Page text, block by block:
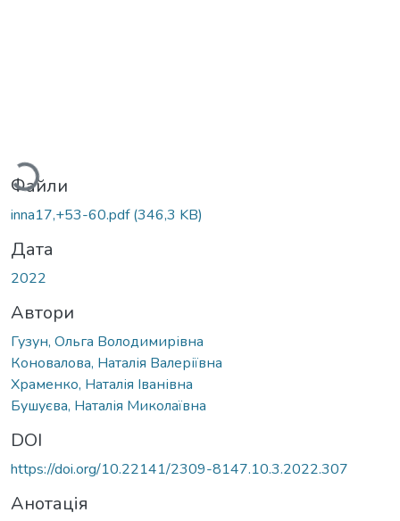
Вантажиться...
Файли
inna17,+53-60.pdf(346,3 KB)
Дата
2022
Автори
Гузун, Ольга Володимирівна
Коновалова, Наталія Валеріївна
Храменко, Наталія Іванівна
Бушуєва, Наталія Миколаївна
DOI
https://doi.org/10.22141/2309-8147.10.3.2022.307
Анотація